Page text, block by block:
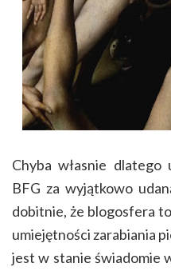
Chyba własnie dlatego
BFG za wyjątkowo
dobitnie, że blogosfera
umiejętności zarabiania
jest w stanie świadomie